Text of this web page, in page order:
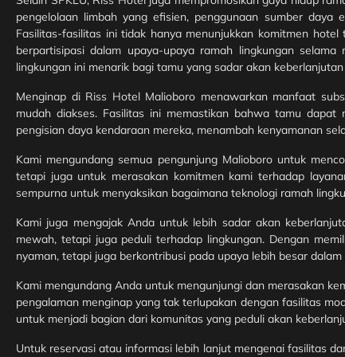
pengelolaan limbah yang efisien, penggunaan sumber
Fasilitas-fasilitas ini tidak hanya menunjukkan komitmen
berpartisipasi dalam upaya-upaya ramah lingkungan
lingkungan ini menarik bagi tamu yang sadar akan
Menginap di Riss Hotel Malioboro menawarkan manfaat
mudah diakses. Fasilitas ini memastikan bahwa tamu
pengisian daya kendaraan mereka, menambah kenyamanan
Kami mengundang semua pengunjung Malioboro untuk
tetapi juga untuk merasakan komitmen kami terhadap
sempurna untuk menyaksikan bagaimana teknologi ramah
Kami juga mengajak Anda untuk lebih sadar akan
mewah, tetapi juga peduli terhadap lingkungan. Dengan
nyaman, tetapi juga berkontribusi pada upaya lebih besar
Kami mengundang Anda untuk mengunjungi dan merasakan
pengalaman menginap yang tak terlupakan dengan fasilitas
untuk menjadi bagian dari komunitas yang peduli akan
Untuk reservasi atau informasi lebih lanjut mengenai fasilitas